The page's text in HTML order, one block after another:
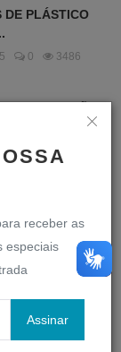
receber as
especiais
Assinar
DE PLÁSTICO
0 3486
0 2979
0 2831
REÚNE
SA...
0 2805